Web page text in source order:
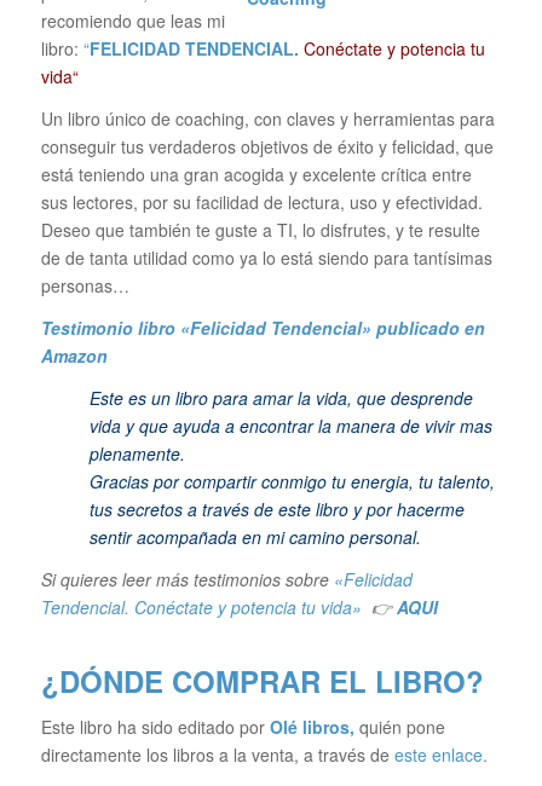
recomiendo que leas mi
libro: “FELICIDAD TENDENCIAL. Conéctate y potencia tu
vida“
Un libro único de coaching, con claves y herramientas para
conseguir tus verdaderos objetivos de éxito y felicidad, que
está teniendo una gran acogida y excelente crítica entre
sus lectores, por su facilidad de lectura, uso y efectividad.
Deseo que también te guste a TI, lo disfrutes, y te resulte
de de tanta utilidad como ya lo está siendo para tantísimas
personas…
Testimonio libro «Felicidad Tendencial» publicado en
Amazon
Este es un libro para amar la vida, que desprende
vida y que ayuda a encontrar la manera de vivir mas
plenamente.
Gracias por compartir conmigo tu energia, tu talento,
tus secretos a través de este libro y por hacerme
sentir acompañada en mi camino personal.
Si quieres leer más testimonios sobre «Felicidad
Tendencial. Conéctate y potencia tu vida» 👉AQUI
¿DÓNDE COMPRAR EL LIBRO?
Este libro ha sido editado por Olé libros, quién pone
directamente los libros a la venta, a través de este enlace.